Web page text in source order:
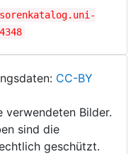
CC-BY
Bilder.
sind die
geschützt.